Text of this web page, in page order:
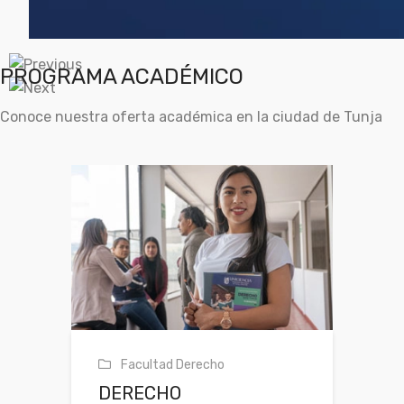
PROGRAMA ACADÉMICO
Conoce nuestra oferta académica en la ciudad de Tunja
Facultad Derecho
DERECHO